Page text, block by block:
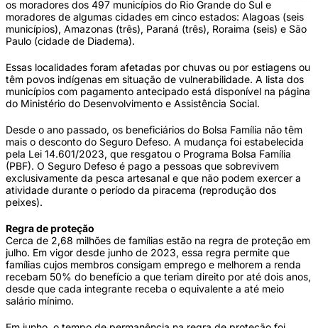
os moradores dos 497 municípios do Rio Grande do Sul e
moradores de algumas cidades em cinco estados: Alagoas (seis
municípios), Amazonas (três), Paraná (três), Roraima (seis) e São
Paulo (cidade de Diadema).
Essas localidades foram afetadas por chuvas ou por estiagens ou
têm povos indígenas em situação de vulnerabilidade. A lista dos
municípios com pagamento antecipado está disponível na página
do Ministério do Desenvolvimento e Assistência Social.
Desde o ano passado, os beneficiários do Bolsa Família não têm
mais o desconto do Seguro Defeso. A mudança foi estabelecida
pela Lei 14.601/2023, que resgatou o Programa Bolsa Família
(PBF). O Seguro Defeso é pago a pessoas que sobrevivem
exclusivamente da pesca artesanal e que não podem exercer a
atividade durante o período da piracema (reprodução dos
peixes).
Regra de proteção
Cerca de 2,68 milhões de famílias estão na regra de proteção em
julho. Em vigor desde junho de 2023, essa regra permite que
famílias cujos membros consigam emprego e melhorem a renda
recebam 50% do benefício a que teriam direito por até dois anos,
desde que cada integrante receba o equivalente a até meio
salário mínimo.